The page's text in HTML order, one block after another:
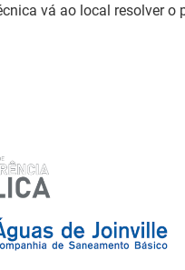
vá ao local resolver o